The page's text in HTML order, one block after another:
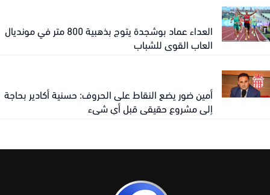
العداء عماد بوشجدة يتوج بذهبية 800 متر في مونديال
العاب القوى للشباب
أمين ضور يضع النقاط على الحروف: حسنية أكادير بحاجة
إلى مشروع حقيقي قبل أي شيء